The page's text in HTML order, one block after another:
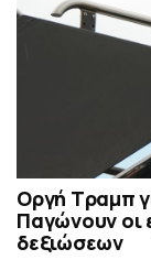
Οργή Τραμπ
Παγώνουν οι
δεξιώσεων